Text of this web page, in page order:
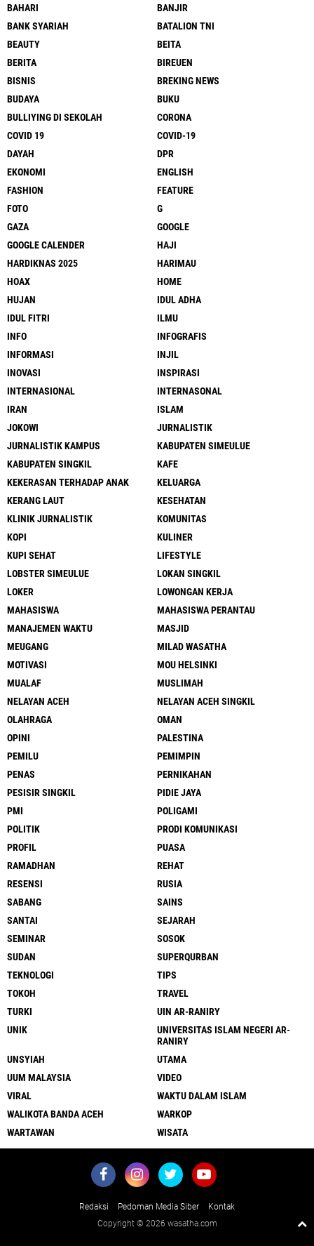
BAHARI
BANJIR
BANK SYARIAH
BATALION TNI
BEAUTY
BEITA
BERITA
BIREUEN
BISNIS
BREKING NEWS
BUDAYA
BUKU
BULLIYING DI SEKOLAH
CORONA
COVID 19
COVID-19
DAYAH
DPR
EKONOMI
ENGLISH
FASHION
FEATURE
FOTO
G
GAZA
GOOGLE
GOOGLE CALENDER
HAJI
HARDIKNAS 2025
HARIMAU
HOAX
HOME
HUJAN
IDUL ADHA
IDUL FITRI
ILMU
INFO
INFOGRAFIS
INFORMASI
INJIL
INOVASI
INSPIRASI
INTERNASIONAL
INTERNASONAL
IRAN
ISLAM
JOKOWI
JURNALISTIK
JURNALISTIK KAMPUS
KABUPATEN SIMEULUE
KABUPATEN SINGKIL
KAFE
KEKERASAN TERHADAP ANAK
KELUARGA
KERANG LAUT
KESEHATAN
KLINIK JURNALISTIK
KOMUNITAS
KOPI
KULINER
KUPI SEHAT
LIFESTYLE
LOBSTER SIMEULUE
LOKAN SINGKIL
LOKER
LOWONGAN KERJA
MAHASISWA
MAHASISWA PERANTAU
MANAJEMEN WAKTU
MASJID
MEUGANG
MILAD WASATHA
MOTIVASI
MOU HELSINKI
MUALAF
MUSLIMAH
NELAYAN ACEH
NELAYAN ACEH SINGKIL
OLAHRAGA
OMAN
OPINI
PALESTINA
PEMILU
PEMIMPIN
PENAS
PERNIKAHAN
PESISIR SINGKIL
PIDIE JAYA
PMI
POLIGAMI
POLITIK
PRODI KOMUNIKASI
PROFIL
PUASA
RAMADHAN
REHAT
RESENSI
RUSIA
SABANG
SAINS
SANTAI
SEJARAH
SEMINAR
SOSOK
SUDAN
SUPERQURBAN
TEKNOLOGI
TIPS
TOKOH
TRAVEL
TURKI
UIN AR-RANIRY
UNIK
UNIVERSITAS ISLAM NEGERI AR-
RANIRY
UNSYIAH
UTAMA
UUM MALAYSIA
VIDEO
VIRAL
WAKTU DALAM ISLAM
WALIKOTA BANDA ACEH
WARKOP
WARTAWAN
WISATA
Redaksi Pedoman Media Siber
Kontak
Copyright © 2026 wasatha.com